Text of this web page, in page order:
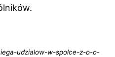
udzialow-w-spolce-z-o-o-